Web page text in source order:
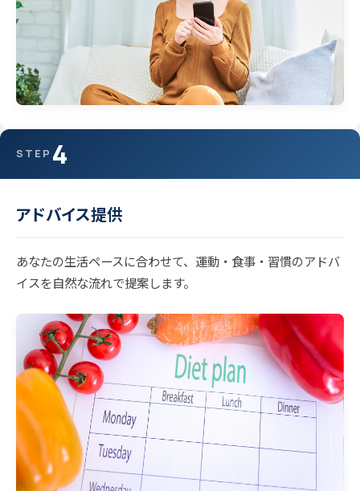
STEP 4
アドバイス提供
あなたの生活ペースに合わせて、運動・食事・習慣のアドバ
イスを自然な流れで提案します。